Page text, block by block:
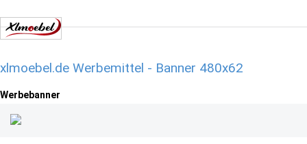
xlmoebel.de Werbemittel - Banner 480x62
Werbebanner